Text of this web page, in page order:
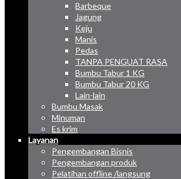
Barbeque
Jagung
Keju
Manis
Pedas
TANPA PENGUAT RASA
Bumbu Tabur 1 KG
Bumbu Tabur 20 KG
Lain-lain
Bumbu Masak
Minuman
Es krim
Layanan
Pengembangan Bisnis
Pengembangan produk
Pelatihan offline /langsung